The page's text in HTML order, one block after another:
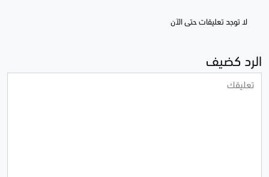
لا توجد تعليقات حتى الآن
الرد كضيف